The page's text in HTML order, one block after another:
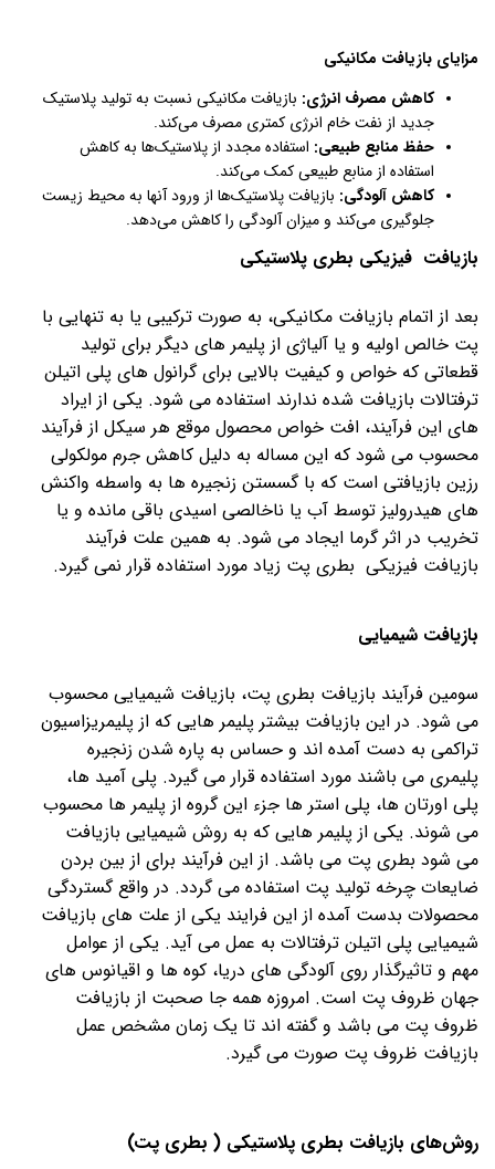
مزایای بازیافت مکانیکی
کاهش مصرف انرژی: بازیافت مکانیکی نسبت به تولید پلاستیک
جدید از نفت خام انرژی کمتری مصرف می‌کند.
حفظ منابع طبیعی: استفاده مجدد از پلاستیک‌ها به کاهش
استفاده از منابع طبیعی کمک می‌کند.
کاهش آلودگی: بازیافت پلاستیک‌ها از ورود آنها به محیط زیست
جلوگیری می‌کند و میزان آلودگی را کاهش می‌دهد.
بازیافت فیزیکی بطری پلاستیکی
بعد از اتمام بازیافت مکانیکی، به صورت ترکیبی یا به تنهایی با
پت خالص اولیه و یا آلیاژی از پلیمر های دیگر برای تولید
قطعاتی که خواص و کیفیت بالایی برای گرانول های پلی اتیلن
ترفتالات بازیافت شده ندارند استفاده می شود. یکی از ایراد
های این فرآیند، افت خواص محصول موقع هر سیکل از فرآیند
محسوب می شود که این مساله به دلیل کاهش جرم مولکولی
رزین بازیافتی است که با گسستن زنجیره ها به واسطه واکنش
های هیدرولیز توسط آب یا ناخالصی اسیدی باقی مانده و یا
تخریب در اثر گرما ایجاد می شود. به همین علت فرآیند
بازیافت فیزیکی بطری پت زیاد مورد استفاده قرار نمی گیرد.
بازیافت شیمیایی
سومین فرآیند بازیافت بطری پت، بازیافت شیمیایی محسوب
می شود. در این بازیافت بیشتر پلیمر هایی که از پلیمریزاسیون
تراکمی به دست آمده اند و حساس به پاره شدن زنجیره
پلیمری می باشند مورد استفاده قرار می گیرد. پلی آمید ها،
پلی اورتان ها، پلی استر ها جزء این گروه از پلیمر ها محسوب
می شوند. یکی از پلیمر هایی که به روش شیمیایی بازیافت
می شود بطری پت می باشد. از این فرآیند برای از بین بردن
ضایعات چرخه تولید پت استفاده می گردد. در واقع گستردگی
محصولات بدست آمده از این فرایند یکی از علت های بازیافت
شیمیایی پلی اتیلن ترفتالات به عمل می آید. یکی از عوامل
مهم و تاثیرگذار روی آلودگی های دریا، کوه ها و اقیانوس های
جهان ظروف پت است. امروزه همه جا صحبت از بازیافت
ظروف پت می باشد و گفته اند تا یک زمان مشخص عمل
بازیافت ظروف پت صورت می گیرد.
روش‌های بازیافت بطری پلاستیکی ( بطری پت)